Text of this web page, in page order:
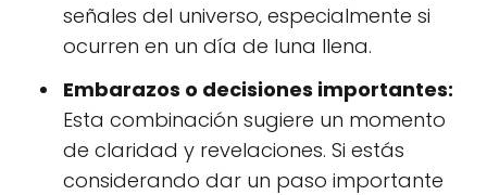
señales del universo, especialmente si
ocurren en un día de luna llena.
Embarazos o decisiones importantes:
Esta combinación sugiere un momento
de claridad y revelaciones. Si estás
considerando dar un paso importante